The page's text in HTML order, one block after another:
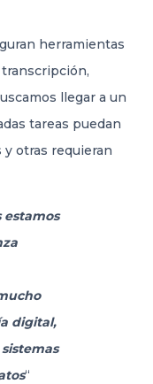
herramientas
llegar a un
tareas puedan
otras requieran
estamos
digital,
“